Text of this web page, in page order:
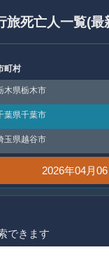
旅死亡人一覧(最
町村
木県栃木市
葉県千葉市
玉県越谷市
2026年04月
できます